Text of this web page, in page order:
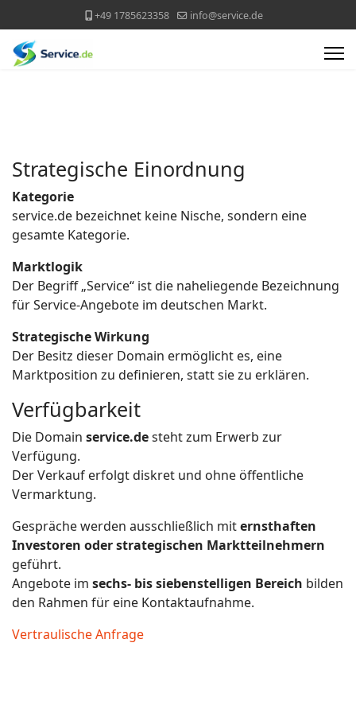
+49 1785623358 info@service.de
Strategische Einordnung
Kategorie
service.de bezeichnet keine Nische, sondern eine
gesamte Kategorie.
Marktlogik
Der Begriff „Service“ ist die naheliegende Bezeichnung
für Service-Angebote im deutschen Markt.
Strategische Wirkung
Der Besitz dieser Domain ermöglicht es, eine
Marktposition zu definieren, statt sie zu erklären.
Verfügbarkeit
Die Domain service.desteht zum Erwerb zur
Verfügung.
Der Verkauf erfolgt diskret und ohne öffentliche
Vermarktung.
Gespräche werden ausschließlich miternsthaften
Investoren oder strategischen Marktteilnehmern
geführt.
Angebote im sechs- bis siebenstelligen Bereich bilden
den Rahmen für eine Kontaktaufnahme.
Vertraulische Anfrage